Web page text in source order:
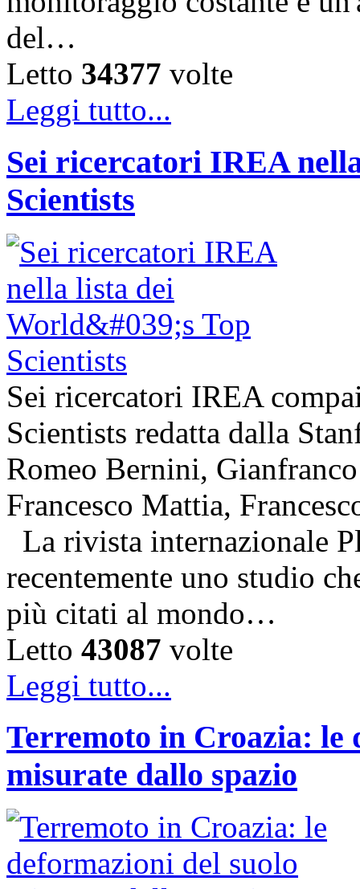
del…
Letto 34377 volte
Leggi tutto...
Sei ricercatori IREA
Scientists
Sei ricercatori IREA
Scientists redatta dalla
Romeo Bernini,
Francesco Mattia,
La rivista internazionale
recentemente uno studio
più citati al mondo…
Letto 43087 volte
Leggi tutto...
Terremoto in Croazia: le
misurate dallo spazio